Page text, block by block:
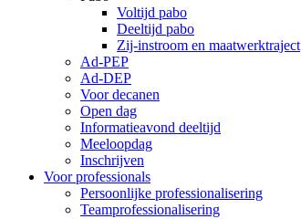
Voltijd pabo
Deeltijd pabo
Zij-instroom en maatwerktraject
Ad-PEP
Ad-DEP
Voor decanen
Open dag
Informatieavond deeltijd
Meeloopdag
Inschrijven
Voor professionals
Persoonlijke professionalisering
Teamprofessionalisering